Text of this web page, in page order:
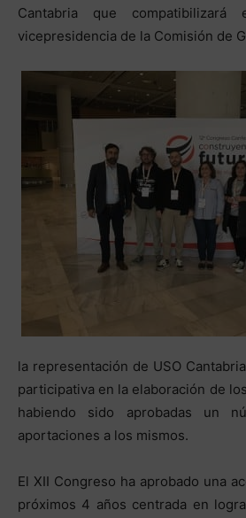
Cantabria que
vicepresidencia de la Comisión de
la representación de USO
participativa en la elaboración de
habiendo sido aprobadas un
aportaciones a los mismos.
El XII Congreso ha aprobado una
próximos 4 años centrada en